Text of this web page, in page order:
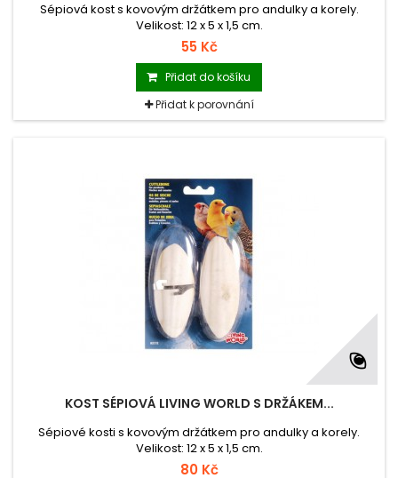
Sépiová kost s kovovým držátkem pro andulky a korely.
Velikost: 12 x 5 x 1,5 cm.
55 Kč
Přidat do košíku
Přidat k porovnání
KOST SÉPIOVÁ LIVING WORLD S DRŽÁKEM...
Sépiové kosti s kovovým držátkem pro andulky a korely.
Velikost: 12 x 5 x 1,5 cm.
80 Kč